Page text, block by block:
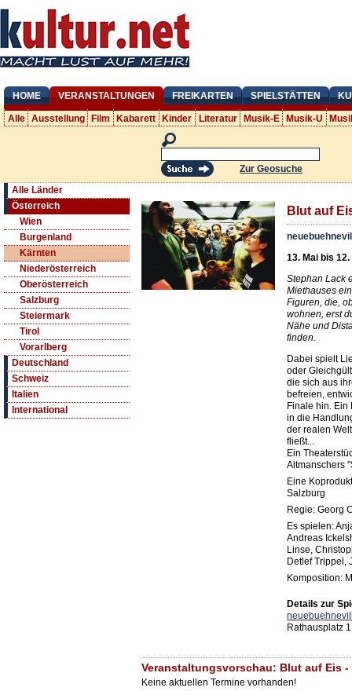
HOME VERANSTALTUNGEN FREIKARTEN SPIELSTÄTTEN
Alle Ausstellung Film Kabarett Kinder Literatur Musik-E Musik-U
Zur Geosuche
Alle Länder
Österreich
Wien
Burgenland
Kärnten
Niederösterreich
Oberösterreich
Salzburg
Steiermark
Tirol
Vorarlberg
Deutschland
Schweiz
Italien
International
Blut auf
13. Mai bis
Stephan Lack
Miethauses
Figuren, die,
wohnen, erst
Nähe und
finden.
Dabei spielt
oder
die sich aus
befreien,
Finale hin. Ein
in die
der realen
fließt...
Ein
Altmanschers
Eine
Salzburg
Regie: Georg
Es spielen:
Andreas
Linse,
Detlef Trippel,
Komposition:
Details zur
Rathausplatz
Veranstaltungsvorschau: Blut auf Eis
Keine aktuellen Termine vorhanden!